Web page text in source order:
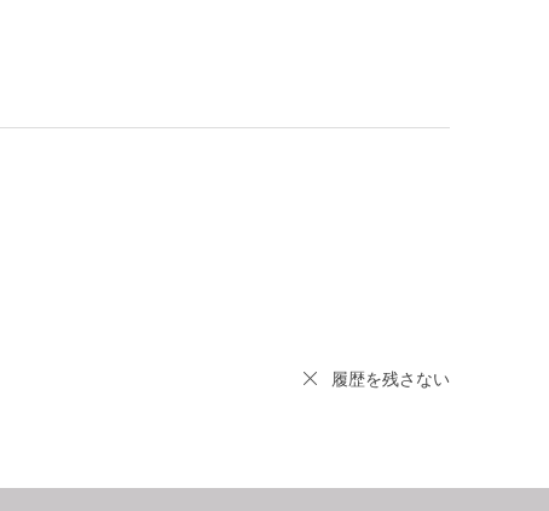
履歴を残さない